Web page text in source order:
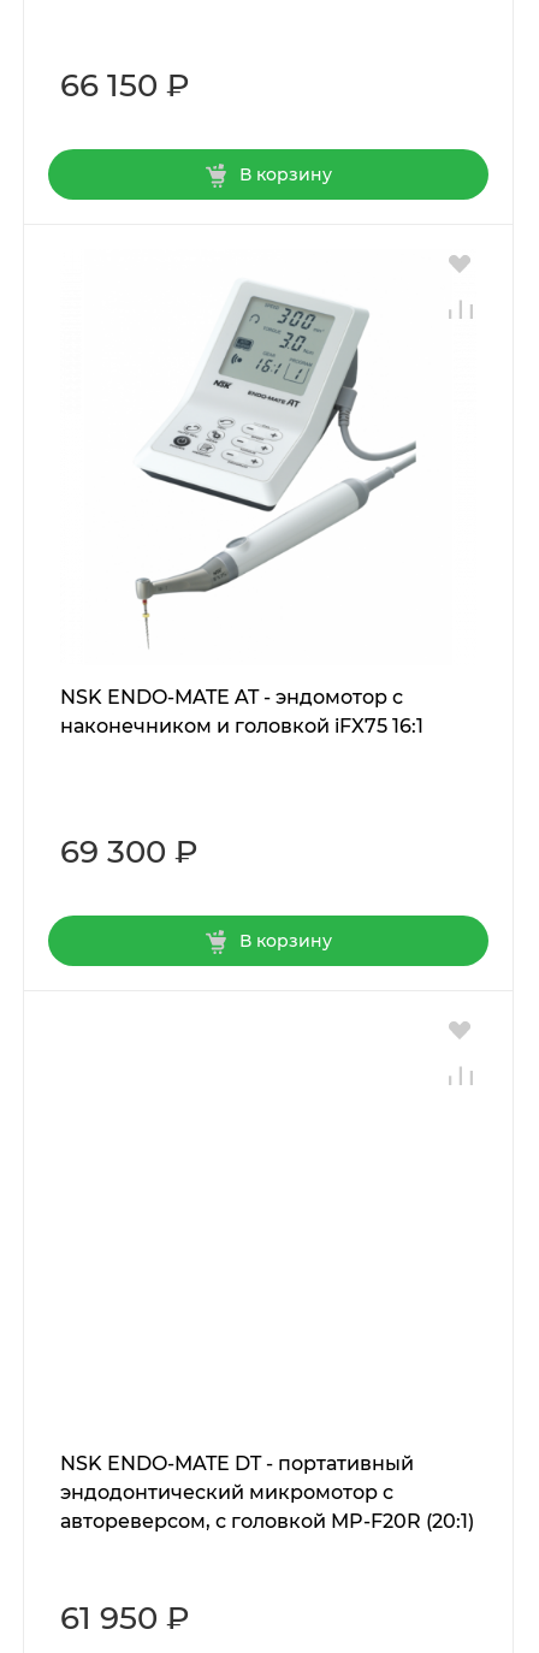
66 150 ₽
В корзину
NSK ENDO-MATE AT - эндомотор с
наконечником и головкой iFX75 16:1
69 300 ₽
В корзину
NSK ENDO-MATE DT - портативный
эндодонтический микромотор с
автореверсом, с головкой MP-F20R (20:1)
61 950 ₽